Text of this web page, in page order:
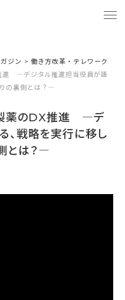
ジン >働き方改革・テレワーク
進 ―デジタル推進担当役員が語
の裏側とは？―
製薬のDX推進 ―デ
、戦略を実行に移し
とは？―